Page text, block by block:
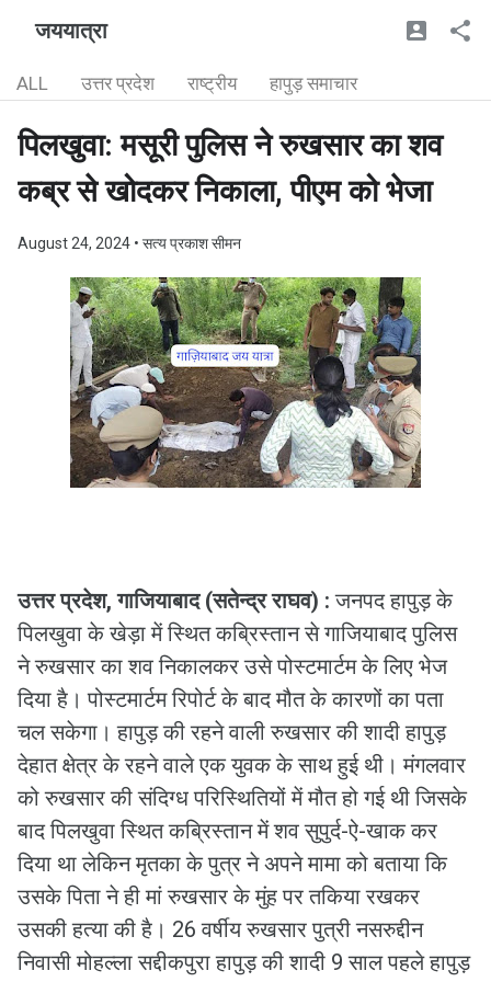
जययात्रा
ALL उत्तर प्रदेश राष्ट्रीय हापुड़ समाचार
पिलखुवा: मसूरी पुलिस ने रुखसार का शव
कब्र से खोदकर निकाला, पीएम को भेजा
August 24, 2024 • सत्य प्रकाश सीमन
उत्तर प्रदेश, गाजियाबाद (सतेन्द्र राघव) :जनपद हापुड़ के
पिलखुवा के खेड़ा में स्थित कब्रिस्तान से गाजियाबाद पुलिस
ने रुखसार का शव निकालकर उसे पोस्टमार्टम के लिए भेज
दिया है। पोस्टमार्टम रिपोर्ट के बाद मौत के कारणों का पता
चल सकेगा। हापुड़ की रहने वाली रुखसार की शादी हापुड़
देहात क्षेत्र के रहने वाले एक युवक के साथ हुई थी। मंगलवार
को रुखसार की संदिग्ध परिस्थितियों में मौत हो गई थी जिसके
बाद पिलखुवा स्थित कब्रिस्तान में शव सुपुर्द-ऐ-खाक कर
दिया था लेकिन मृतका के पुत्र ने अपने मामा को बताया कि
उसके पिता ने ही मां रुखसार के मुंह पर तकिया रखकर
उसकी हत्या की है। 26 वर्षीय रुखसार पुत्री नसरुद्दीन
निवासी मोहल्ला सद्दीकपुरा हापुड़ की शादी 9 साल पहले हापुड़